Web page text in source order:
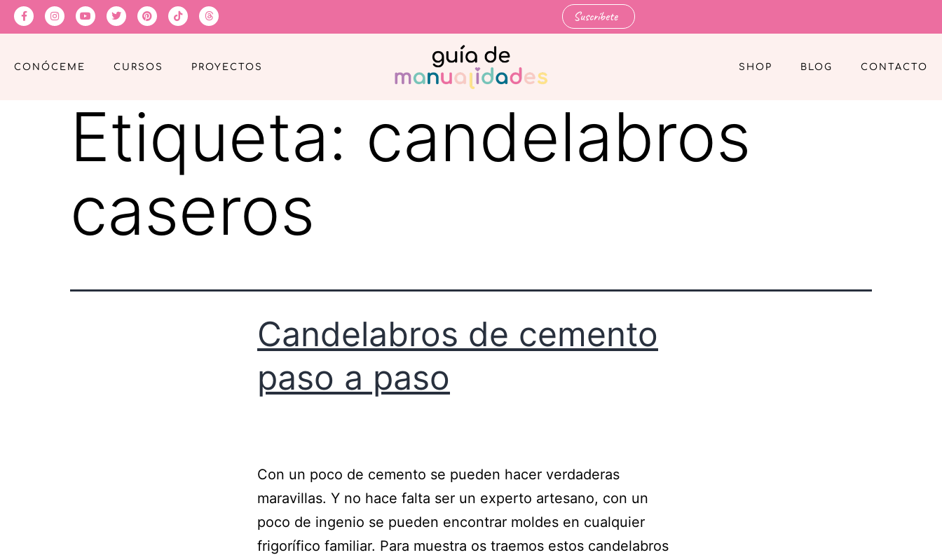
Suscríbete
CONÓCEME CURSOS PROYECTOS SHOP BLOG CONTACTO
Etiqueta: candelabros
caseros
Candelabros de cemento
paso a paso
Con un poco de cemento se pueden hacer verdaderas
maravillas. Y no hace falta ser un experto artesano, con un
poco de ingenio se pueden encontrar moldes en cualquier
frigorífico familiar. Para muestra os traemos estos candelabros